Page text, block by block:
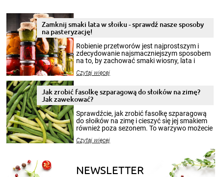
Zamknij smaki lata w słoiku - sprawdź nasze sposoby
na pasteryzację!
Robienie przetworów jest najprostszym i
zdecydowanie najsmaczniejszym sposobem
na to, by zachować smaki wiosny, lata i
krajobrazów, by cieszyć nimi oko w sezonie
pełni poczuć atmosferę cieplejszych
miesięcy. Przygotowanie słoików ze
patenty, które pozwolą zachować świeżość
przetworów.
Czytaj więcej
Jak zrobić fasolkę szparagową do słoików na zimę?
Jak zawekować?
Sprawdźcie, jak zrobić fasolkę szparagową
do słoików na zimę i cieszyć się jej smakiem
również poza sezonem. To warzywo możecie
nasze propozycje!
Czytaj więcej
NEWSLETTER